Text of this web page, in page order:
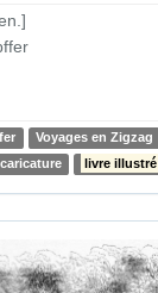
Voyages en Zigzag
caricature livre illustré